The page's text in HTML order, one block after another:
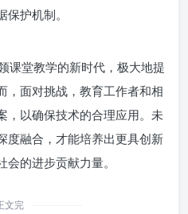
护机制。
课堂教学的新时代，极大地提
，面对挑战，教育工作者和相
，以确保技术的合理应用。未
度融合，才能培养出更具创新
的进步贡献力量。
文完